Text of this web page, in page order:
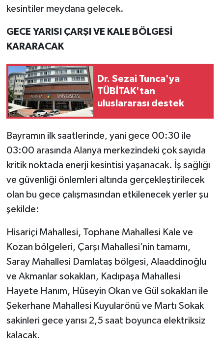
kesintiler meydana gelecek.
GECE YARISI ÇARŞI VE KALE BÖLGESİ
KARARACAK
Dr. Sezai Tunca'ya
TÜBİTAK'tan
uluslararası destek
Bayramın ilk saatlerinde, yani gece 00:30 ile
03:00 arasında Alanya merkezindeki çok sayıda
kritik noktada enerji kesintisi yaşanacak. İş sağlığı
ve güvenliği önlemleri altında gerçekleştirilecek
olan bu gece çalışmasından etkilenecek yerler şu
şekilde:
Hisariçi Mahallesi, Tophane Mahallesi Kale ve
Kozan bölgeleri, Çarşı Mahallesi’nin tamamı,
Saray Mahallesi Damlataş bölgesi, Alaaddinoğlu
ve Akmanlar sokakları, Kadıpaşa Mahallesi
Hayete Hanım, Hüseyin Okan ve Gül sokakları ile
Şekerhane Mahallesi Kuyularönü ve Martı Sokak
sakinleri gece yarısı 2,5 saat boyunca elektriksiz
kalacak.